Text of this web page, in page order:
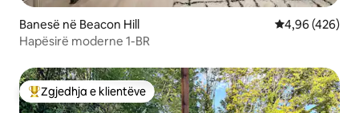
Banesë në Beacon Hill Vlerësimi
4,96 (426)
Hapësirë moderne 1-BR
Më të mirat e zgjedhjeve të klientëve
Zgjedhja e klientëve